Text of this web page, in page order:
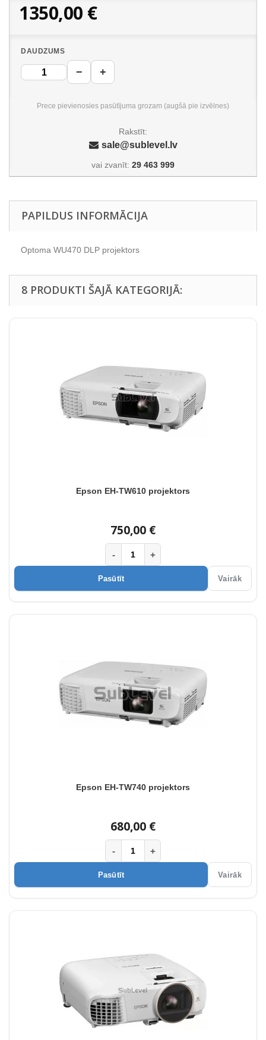
1350,00 €
DAUDZUMS
− +
Prece pievienosies pasūtījuma grozam (augšā pie izvēlnes)
Rakstīt:
sale@sublevel.lv
vai zvanīt: 29 463 999
PAPILDUS INFORMĀCIJA
Optoma WU470 DLP projektors
8 PRODUKTI ŠAJĀ KATEGORIJĀ:
Epson EH-TW610 projektors
750,00 €
- +
Pasūtīt Vairāk
Epson EH-TW740 projektors
680,00 €
- +
Pasūtīt Vairāk